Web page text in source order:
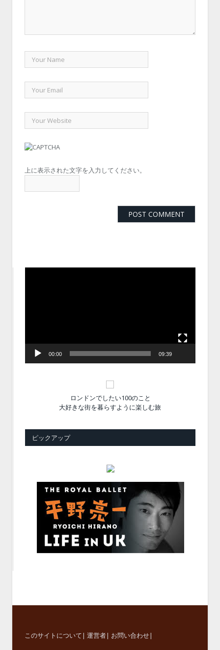
上に表示された文字を入力してください。
00:00 09:39
ロンドンでしたい100のこと
大好きな街を暮らすように楽しむ旅
ピックアップ
このサイトについて| 運営者| お問い合わせ|